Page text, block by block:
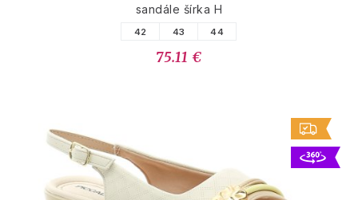
sandále šírka H
42 43 44
75.11 €